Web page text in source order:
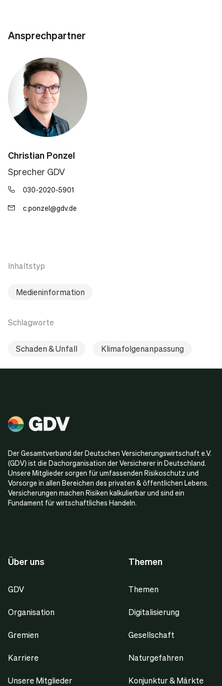
Ansprechpartner
Christian Ponzel
Sprecher GDV
030-2020-5901
c.ponzel@gdv.de
Inhaltstyp
Medieninformation
Schlagworte
Schaden & Unfall Klimafolgenanpassung
Der Gesamtverband der Deutschen Versicherungswirtschaft e.V.
(GDV) ist die Dachorganisation der Versicherer in Deutschland.
Unsere Mitglieder sorgen für umfassenden Risikoschutz und
Vorsorge in allen Bereichen des privaten & öffentlichen Lebens.
Versicherungen machen Risiken kalkulierbar und sind ein
Fundament für wirtschaftliches Handeln.
Über uns
GDV
Organisation
Gremien
Karriere
Unsere Mitglieder
Themen
Themen
Digitalisierung
Gesellschaft
Naturgefahren
Konjunktur & Märkte